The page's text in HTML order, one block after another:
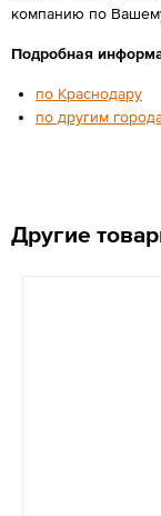
компанию по
Подробная
по Краснодару
по другим
Другие